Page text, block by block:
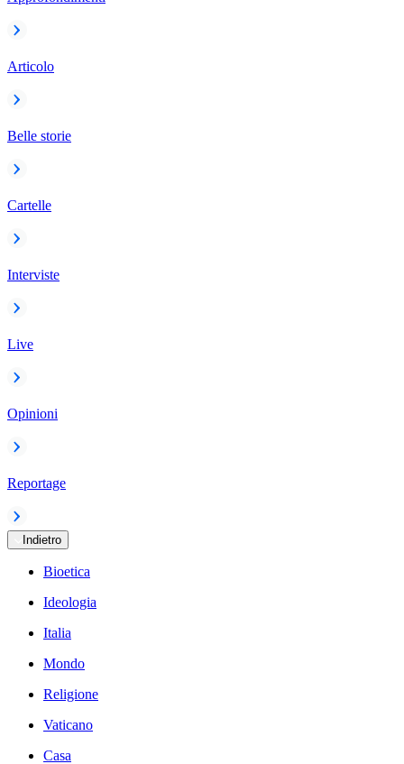
Articolo
Belle storie
Cartelle
Interviste
Live
Opinioni
Reportage
Indietro
Bioetica
Ideologia
Italia
Mondo
Religione
Vaticano
Casa